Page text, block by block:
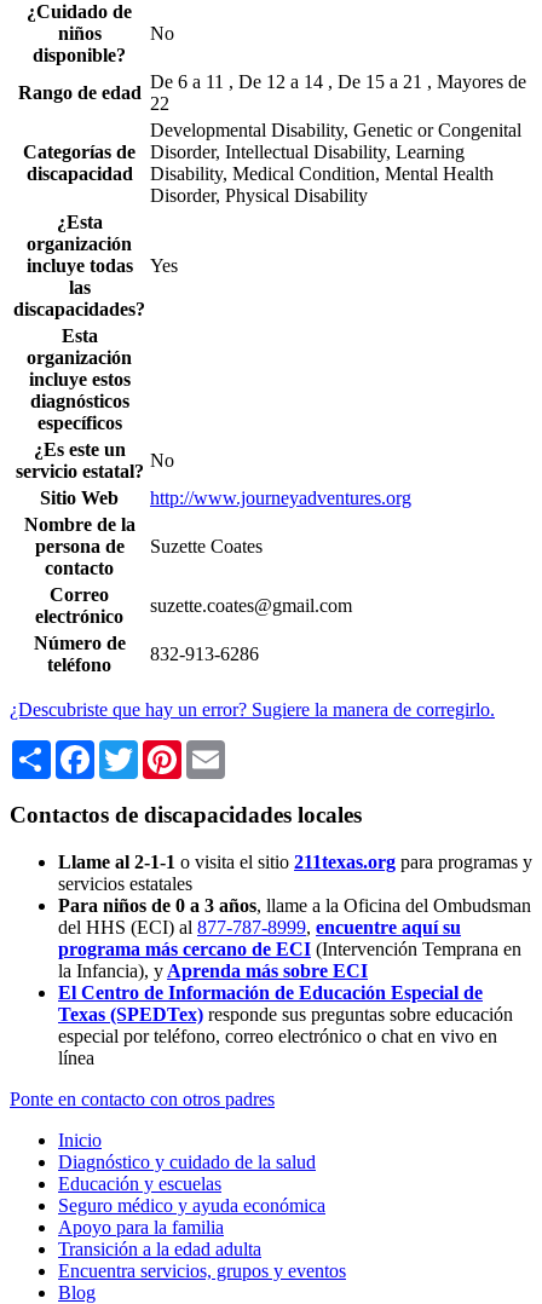
¿Cuidado de
niños
disponible?
No
Rango de edad
De 6 a 11 , De 12 a 14 , De 15 a 21 , Mayores de
22
Categorías de
discapacidad
Developmental Disability, Genetic or Congenital
Disorder, Intellectual Disability, Learning
Disability, Medical Condition, Mental Health
Disorder, Physical Disability
¿Esta
organización
incluye todas
las
discapacidades?
Yes
Esta
organización
incluye estos
diagnósticos
específicos
¿Es este un
servicio estatal?
No
Sitio Web
http://www.journeyadventures.org
Nombre de la
persona de
contacto
Suzette Coates
Correo
electrónico
suzette.coates@gmail.com
Número de
teléfono
832-913-6286
¿Descubriste que hay un error? Sugiere la manera de corregirlo.
Share Facebook
TwitterPinterest
Contactos de discapacidades locales
Llame al 2-1-1 o visita el sitio 211texas.org para programas y
servicios estatales
Para niños de 0 a 3 años, llame a la Oficina del Ombudsman
del HHS (ECI) al 877-787-8999, encuentre aquí su
programa más cercano de ECI (Intervención Temprana en
la Infancia), y Aprenda más sobre ECI
El Centro de Información de Educación Especial de
Texas (SPEDTex) responde sus preguntas sobre educación
especial por teléfono, correo electrónico o chat en vivo en
línea
Ponte en contacto con otros padres
Inicio
Diagnóstico y cuidado de la salud
Educación y escuelas
Seguro médico y ayuda económica
Apoyo para la familia
Transición a la edad adulta
Encuentra servicios, grupos y eventos
Blog